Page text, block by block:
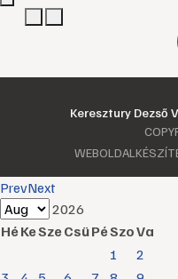
Keresztury Dezső
PrevNext
2026
HéKeSzeCsüPéSzoVa
1
2